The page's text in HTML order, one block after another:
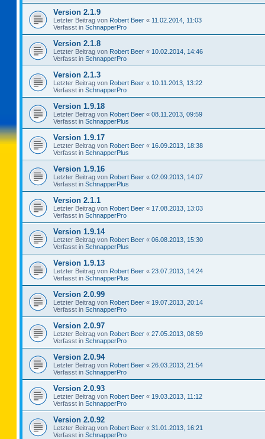
Version 2.1.9
Letzter Beitrag von Robert Beer « 11.02.2014, 11:03
Verfasst in SchnapperPro
Version 2.1.8
Letzter Beitrag von Robert Beer « 10.02.2014, 14:46
Verfasst in SchnapperPro
Version 2.1.3
Letzter Beitrag von Robert Beer « 10.11.2013, 13:22
Verfasst in SchnapperPro
Version 1.9.18
Letzter Beitrag von Robert Beer « 08.11.2013, 09:59
Verfasst in SchnapperPlus
Version 1.9.17
Letzter Beitrag von Robert Beer « 16.09.2013, 18:38
Verfasst in SchnapperPlus
Version 1.9.16
Letzter Beitrag von Robert Beer « 02.09.2013, 14:07
Verfasst in SchnapperPlus
Version 2.1.1
Letzter Beitrag von Robert Beer « 17.08.2013, 13:03
Verfasst in SchnapperPro
Version 1.9.14
Letzter Beitrag von Robert Beer « 06.08.2013, 15:30
Verfasst in SchnapperPlus
Version 1.9.13
Letzter Beitrag von Robert Beer « 23.07.2013, 14:24
Verfasst in SchnapperPlus
Version 2.0.99
Letzter Beitrag von Robert Beer « 19.07.2013, 20:14
Verfasst in SchnapperPro
Version 2.0.97
Letzter Beitrag von Robert Beer « 27.05.2013, 08:59
Verfasst in SchnapperPro
Version 2.0.94
Letzter Beitrag von Robert Beer « 26.03.2013, 21:54
Verfasst in SchnapperPro
Version 2.0.93
Letzter Beitrag von Robert Beer « 19.03.2013, 11:12
Verfasst in SchnapperPro
Version 2.0.92
Letzter Beitrag von Robert Beer « 31.01.2013, 16:21
Verfasst in SchnapperPro